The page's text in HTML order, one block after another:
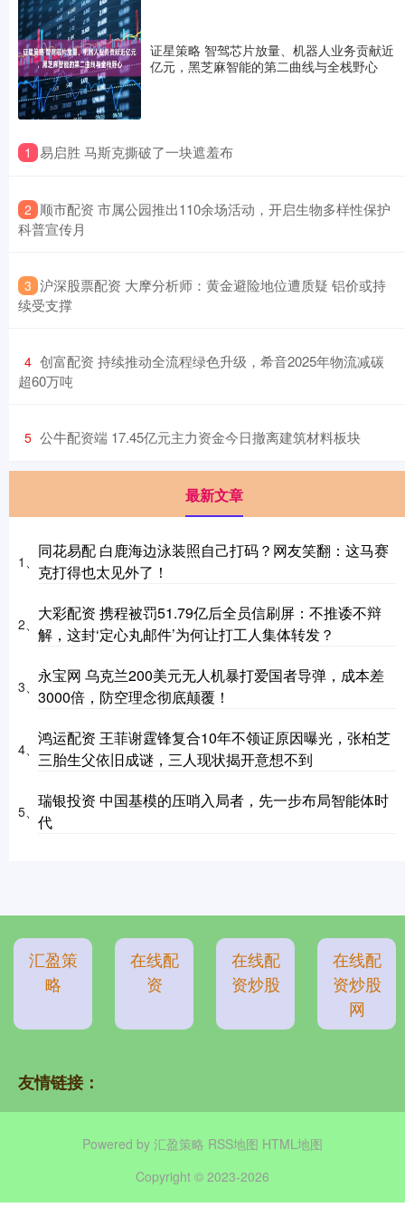
证星策略 智驾芯片放量、机器人业务贡献近
亿元，黑芝麻智能的第二曲线与全栈野心
1 ​易启胜 马斯克撕破了一块遮羞布
2 ​顺市配资 市属公园推出110余场活动，开启生物多样性保护
科普宣传月
3 ​沪深股票配资 大摩分析师：黄金避险地位遭质疑 铝价或持
续受支撑
4 ​创富配资 持续推动全流程绿色升级，希音2025年物流减碳
超60万吨
5 ​公牛配资端 17.45亿元主力资金今日撤离建筑材料板块
最新文章
1、
同花易配 白鹿海边泳装照自己打码？网友笑翻：这马赛
克打得也太见外了！
2、
大彩配资 携程被罚51.79亿后全员信刷屏：不推诿不辩
解，这封‘定心丸邮件’为何让打工人集体转发？
3、
永宝网 乌克兰200美元无人机暴打爱国者导弹，成本差
3000倍，防空理念彻底颠覆！
4、
鸿运配资 王菲谢霆锋复合10年不领证原因曝光，张柏芝
三胎生父依旧成谜，三人现状揭开意想不到
5、
瑞银投资 中国基模的压哨入局者，先一步布局智能体时
代
汇盈策
略
在线配
资
在线配
资炒股
在线配
资炒股
网
友情链接：
Powered by 汇盈策略 RSS地图 HTML地图
Copyright © 2023-2026